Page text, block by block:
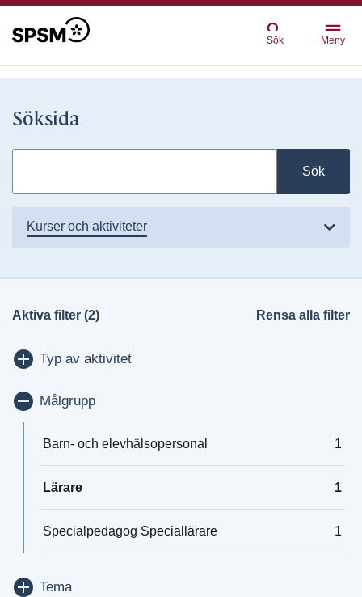
Sök Meny
Söksida
Sök
kurser och aktiviteter
Aktiva filter (2) Rensa alla filter
Visa/döljTyp av aktivitet
Visa/döljMålgrupp
Barn- och elevhälsopersonal 1
Lärare 1
Specialpedagog Speciallärare 1
Visa/dölj
Tema